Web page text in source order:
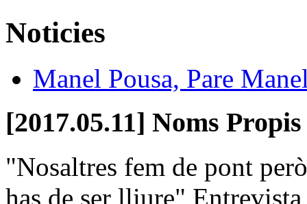
Noticies
Manel Pousa, Pare
[2017.05.11] Noms
"Nosaltres fem de pont
has de ser lliure"